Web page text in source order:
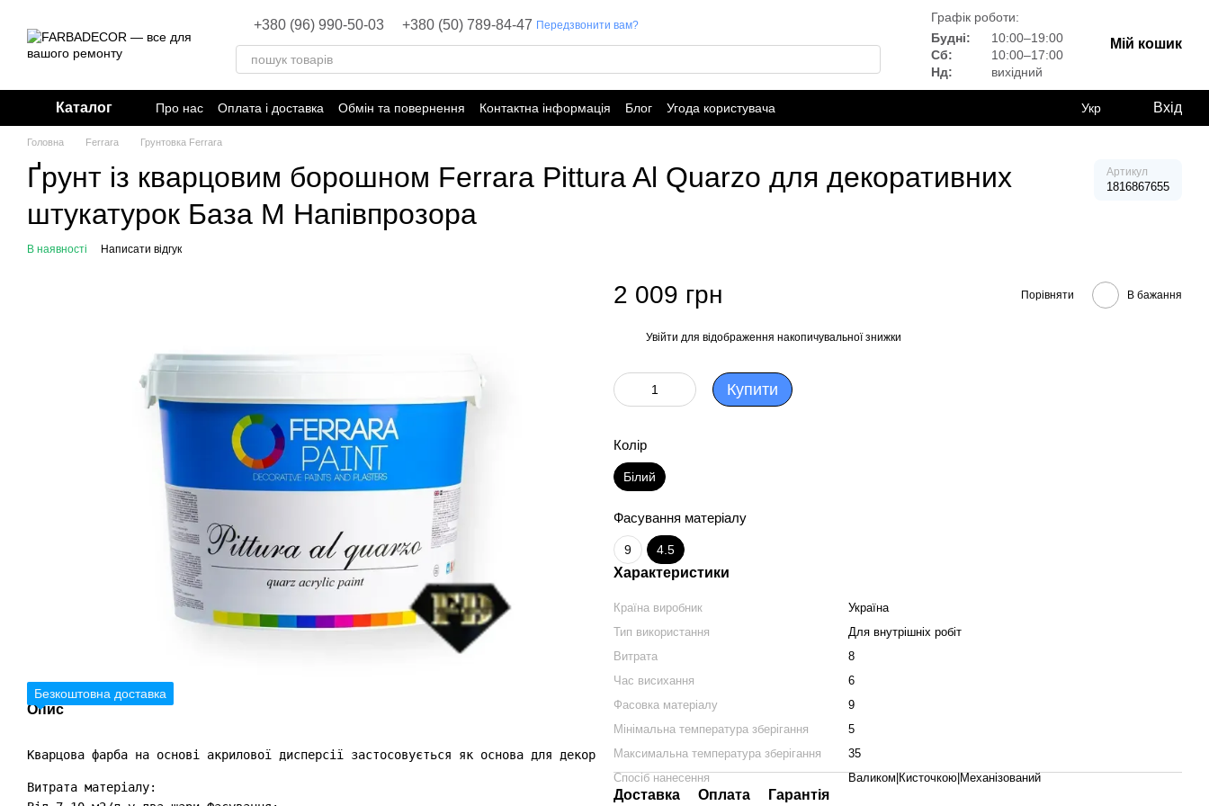
+380 (96) 990-50-03 +380 (50) 789-84-47 Передзвонити вам?
Графік роботи:
Будні:
10:00–19:00
Сб:
10:00–17:00
Нд:
вихідний
Мій кошик
Каталог Про нас Оплата і доставка Обмін та повернення Контактна інформація Блог Угода користувача Укр Вхід
Головна Ferrara Грунтовка Ferrara
Ґрунт із кварцовим борошном Ferrara Pittura Al Quarzo для декоративних
штукатурок База М Напівпрозора
Артикул
1816867655
В наявності Написати відгук
Безкоштовна доставка
Опис
Кварцова фарба на основі акрилової дисперсії застосовується як основа для декоративного покриття «Vetro» ТМ Ferrara Рaint. Для отримання ще більшої кількості
Витрата матеріалу:
2 009 грн Порівняти В бажання
Увійти для відображення накопичувальної знижки
Купити
Колір
Білий
Фасування матеріалу
9 4.5
Характеристики
Країна виробник
Україна
Тип використання
Для внутрішніх робіт
Витрата
8
Час висихання
6
Фасовка матеріалу
9
Мінімальна температура зберігання
5
Максимальна температура зберігання
35
Спосіб нанесення
Валиком|Кисточкою|Механізований
Доставка Оплата
Гарантія